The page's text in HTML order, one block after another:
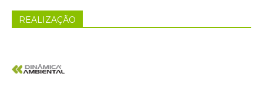
REALIZAÇÃO